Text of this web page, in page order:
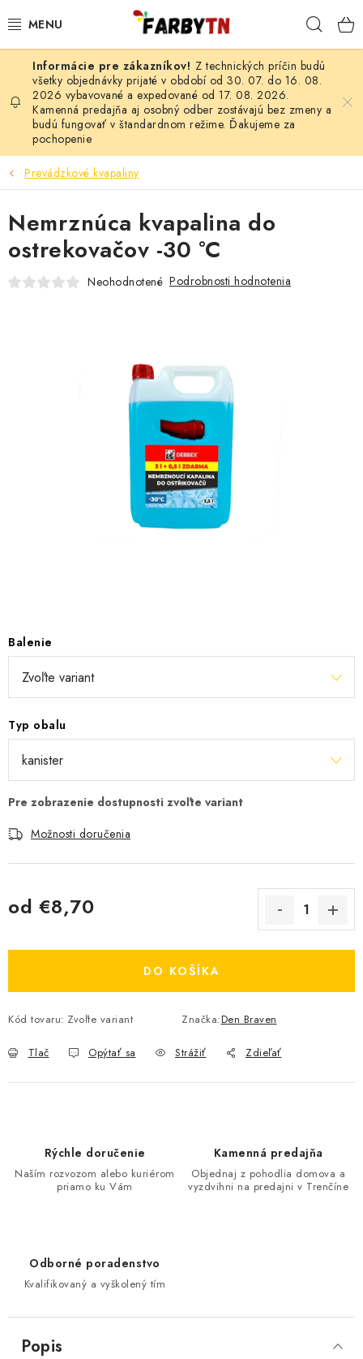
na
FARBY A LAKY
STAVEBNÁ CHÉMIA
MALIARSKE POTREBY
NÁRADIE
AUTO-MOTO
OBCHODNÉ PODMIENKY
HODNOTENIE OBCHODU
Formulár na reklamáciu tovaru
Z technických príčin budú
všetky objednávky prijaté v období od 30. 07. do 16. 08.
2026 vybavované a expedované od 17. 08. 2026.
Kamenná predajňa aj osobný odber zostávajú bez zmeny a
budú fungovať v štandardnom režime. Ďakujeme za
pochopenie
Prevádzkové kvapaliny
Balenie
Typ obalu
Možnosti doručenia
od €8,70
DO KOŠÍKA
Kód tovaru: Zvoľte variant Značka:Den Braven
Tlač Opýtať sa Strážiť Zdieľať
Nemrznúca kvapalina do
ostrekovačov -30 °C
Neohodnotené Podrobnosti hodnotenia
Rýchle doručenie
Naším rozvozom alebo kuriérom
priamo ku Vám
Kamenná predajňa
Objednaj z pohodlia domova a
vyzdvihni na predajni v Trenčíne
Odborné poradenstvo
Kvalifikovaný a vyškolený tím
Popis